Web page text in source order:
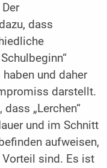
dass
und daher
darstellt.
„Lerchen“
und im Schnitt
aufweisen,
Vorteil sind. Es ist